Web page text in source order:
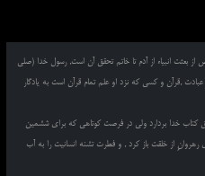
بعثت انبیاء از آدم تا خاتم تحقق آن است, رسول خدا (صلی
,قرآن و کسی که نزد او علم تمام قرآن است به یادگار
کتاب خدا بردارد ولی در فرصت کوتاهی که برای ششمین
از خلقت باز کرد , و فطرت تشنه انسانیت را به آب